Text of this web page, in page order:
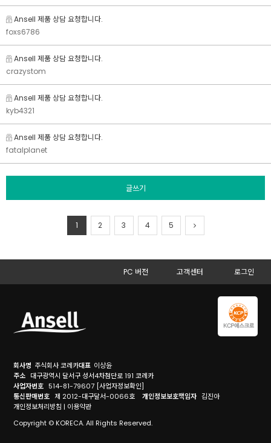
Ansell 제품 상담 요청합니다.
foxs6786
Ansell 제품 상담 요청합니다.
crazystom
Ansell 제품 상담 요청합니다.
kyb4321
Ansell 제품 상담 요청합니다.
fatalplanet
글쓰기
1 2 3 4 5
PC 버전 고객센터 로그인
회사명 주식회사 코레카대표 이상윤
주소 대구광역시 달서구 성서4차첨단로 191 코레카
사업자번호 514-81-79607 [사업자정보확인]
통신판매번호 제 2012-대구달서-0066호개인정보보호책임자 김진아
개인정보처리방침 | 이용약관
Copyright © KORECA. All Rights Reserved.